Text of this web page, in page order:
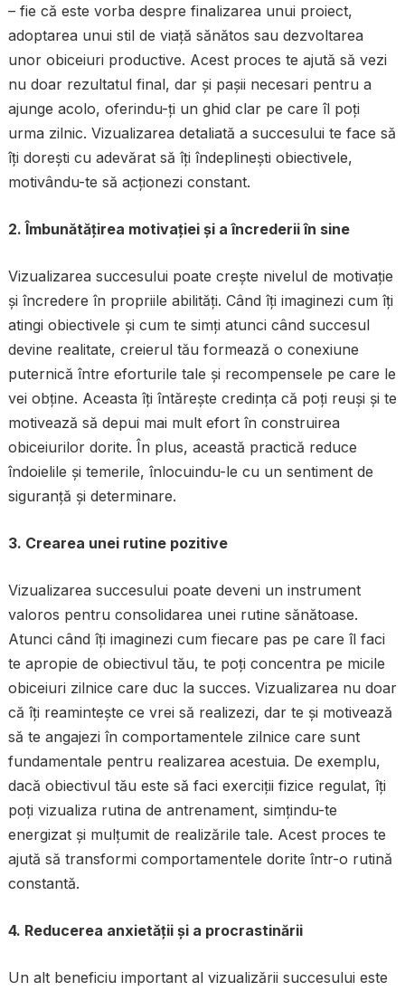
– fie că este vorba despre finalizarea unui proiect,
adoptarea unui stil de viață sănătos sau dezvoltarea
unor obiceiuri productive. Acest proces te ajută să vezi
nu doar rezultatul final, dar și pașii necesari pentru a
ajunge acolo, oferindu-ți un ghid clar pe care îl poți
urma zilnic. Vizualizarea detaliată a succesului te face să
îți dorești cu adevărat să îți îndeplinești obiectivele,
motivându-te să acționezi constant.
2. Îmbunătățirea motivației și a încrederii în sine
Vizualizarea succesului poate crește nivelul de motivație
și încredere în propriile abilități. Când îți imaginezi cum îți
atingi obiectivele și cum te simți atunci când succesul
devine realitate, creierul tău formează o conexiune
puternică între eforturile tale și recompensele pe care le
vei obține. Aceasta îți întărește credința că poți reuși și te
motivează să depui mai mult efort în construirea
obiceiurilor dorite. În plus, această practică reduce
îndoielile și temerile, înlocuindu-le cu un sentiment de
siguranță și determinare.
3. Crearea unei rutine pozitive
Vizualizarea succesului poate deveni un instrument
valoros pentru consolidarea unei rutine sănătoase.
Atunci când îți imaginezi cum fiecare pas pe care îl faci
te apropie de obiectivul tău, te poți concentra pe micile
obiceiuri zilnice care duc la succes. Vizualizarea nu doar
că îți reamintește ce vrei să realizezi, dar te și motivează
să te angajezi în comportamentele zilnice care sunt
fundamentale pentru realizarea acestuia. De exemplu,
dacă obiectivul tău este să faci exerciții fizice regulat, îți
poți vizualiza rutina de antrenament, simțindu-te
energizat și mulțumit de realizările tale. Acest proces te
ajută să transformi comportamentele dorite într-o rutină
constantă.
4. Reducerea anxietății și a procrastinării
Un alt beneficiu important al vizualizării succesului este